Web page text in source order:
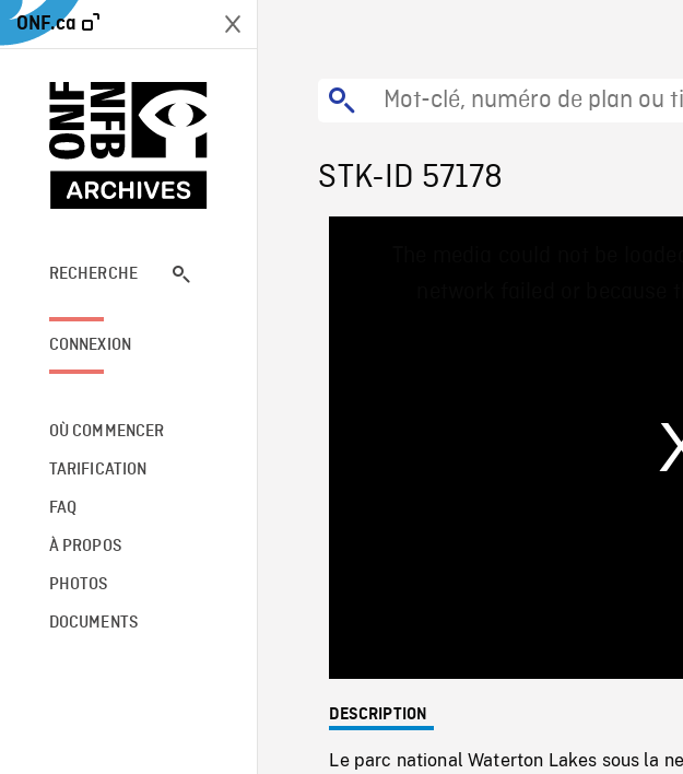
ONF.ca
RECHERCHE
CONNEXION
OÙ COMMENCER
TARIFICATION
FAQ
À PROPOS
PHOTOS
DOCUMENTS
STK-ID 57178
DESCRIPTION
Le parc national Waterton Lakes sous la